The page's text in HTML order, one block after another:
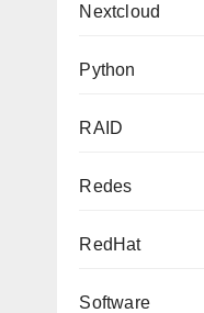
Nextcloud
Python
RAID
Redes
RedHat
Software